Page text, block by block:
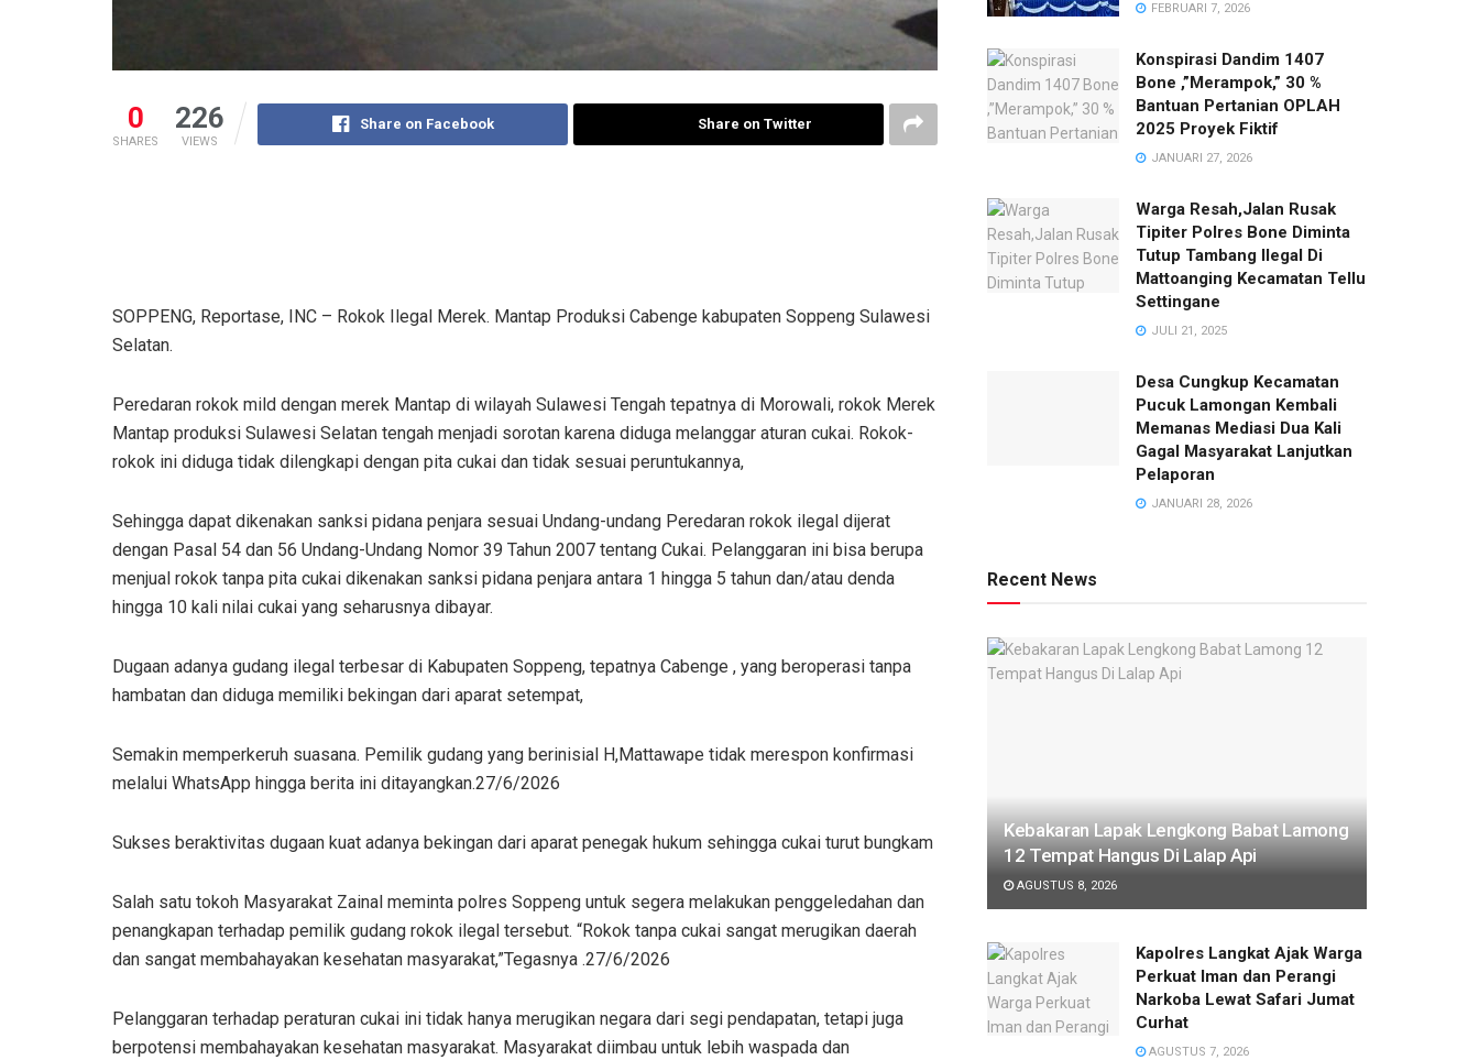
0
SHARES
226
VIEWS
Share on Facebook Share on Twitter
SOPPENG, Reportase, INC – Rokok Ilegal Merek. Mantap Produksi Cabenge kabupaten Soppeng Sulawesi
Selatan.
Peredaran rokok mild dengan merek Mantap di wilayah Sulawesi Tengah tepatnya di Morowali, rokok Merek
Mantap produksi Sulawesi Selatan tengah menjadi sorotan karena diduga melanggar aturan cukai. Rokok-
rokok ini diduga tidak dilengkapi dengan pita cukai dan tidak sesuai peruntukannya,
Sehingga dapat dikenakan sanksi pidana penjara sesuai Undang-undang Peredaran rokok ilegal dijerat
dengan Pasal 54 dan 56 Undang-Undang Nomor 39 Tahun 2007 tentang Cukai. Pelanggaran ini bisa berupa
menjual rokok tanpa pita cukai dikenakan sanksi pidana penjara antara 1 hingga 5 tahun dan/atau denda
hingga 10 kali nilai cukai yang seharusnya dibayar.
Dugaan adanya gudang ilegal terbesar di Kabupaten Soppeng, tepatnya Cabenge , yang beroperasi tanpa
hambatan dan diduga memiliki bekingan dari aparat setempat,
Semakin memperkeruh suasana. Pemilik gudang yang berinisial H,Mattawape tidak merespon konfirmasi
melalui WhatsApp hingga berita ini ditayangkan.27/6/2026
Sukses beraktivitas dugaan kuat adanya bekingan dari aparat penegak hukum sehingga cukai turut bungkam
Salah satu tokoh Masyarakat Zainal meminta polres Soppeng untuk segera melakukan penggeledahan dan
penangkapan terhadap pemilik gudang rokok ilegal tersebut. “Rokok tanpa cukai sangat merugikan daerah
dan sangat membahayakan kesehatan masyarakat,”Tegasnya .27/6/2026
Pelanggaran terhadap peraturan cukai ini tidak hanya merugikan negara dari segi pendapatan, tetapi juga
berpotensi membahayakan kesehatan masyarakat. Masyarakat diimbau untuk lebih waspada dan
FEBRUARI 7, 2026
Konspirasi Dandim 1407
Bone ,”Merampok,” 30 %
Bantuan Pertanian OPLAH
2025 Proyek Fiktif
JANUARI 27, 2026
Warga Resah,Jalan Rusak
Tipiter Polres Bone Diminta
Tutup Tambang Ilegal Di
Mattoanging Kecamatan Tellu
Settingane
JULI 21, 2025
Desa Cungkup Kecamatan
Pucuk Lamongan Kembali
Memanas Mediasi Dua Kali
Gagal Masyarakat Lanjutkan
Pelaporan
JANUARI 28, 2026
Recent News
Kebakaran Lapak Lengkong Babat Lamong
12 Tempat Hangus Di Lalap Api
AGUSTUS 8, 2026
Kapolres Langkat Ajak Warga
Perkuat Iman dan Perangi
Narkoba Lewat Safari Jumat
Curhat
AGUSTUS 7, 2026